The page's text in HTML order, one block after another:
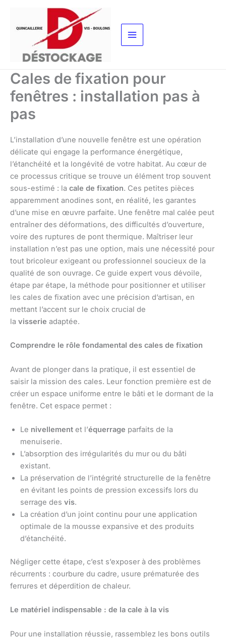
contenu
Cales de fixation pour
fenêtres : installation pas à
pas
L’installation d’une nouvelle fenêtre est une opération
délicate qui engage la performance énergétique,
l’étanchéité et la longévité de votre habitat. Au cœur de
ce processus critique se trouve un élément trop souvent
sous-estimé : la cale de fixation. Ces petites pièces
apparemment anodines sont, en réalité, les garantes
d’une mise en œuvre parfaite. Une fenêtre mal calée peut
entraîner des déformations, des difficultés d’ouverture,
voire des ruptures de pont thermique. Maîtriser leur
installation n’est pas une option, mais une nécessité pour
tout bricoleur exigeant ou professionnel soucieux de la
qualité de son ouvrage. Ce guide expert vous dévoile,
étape par étape, la méthode pour positionner et utiliser
les cales de fixation avec une précision d’artisan, en
mettant l’accent sur le choix crucial de
la visserie adaptée.
Comprendre le rôle fondamental des cales de fixation
Avant de plonger dans la pratique, il est essentiel de
saisir la mission des cales. Leur fonction première est de
créer un espace uniforme entre le bâti et le dormant de la
fenêtre. Cet espace permet :
Le nivellement et l’équerrage parfaits de la
menuiserie.
L’absorption des irrégularités du mur ou du bâti
existant.
La préservation de l’intégrité structurelle de la fenêtre
en évitant les points de pression excessifs lors du
serrage des vis.
La création d’un joint continu pour une application
optimale de la mousse expansive et des produits
d’étanchéité.
Négliger cette étape, c’est s’exposer à des problèmes
récurrents : courbure du cadre, usure prématurée des
ferrures et déperdition de chaleur.
Le matériel indispensable : de la cale à la vis
Pour une installation réussie, rassemblez les bons outils